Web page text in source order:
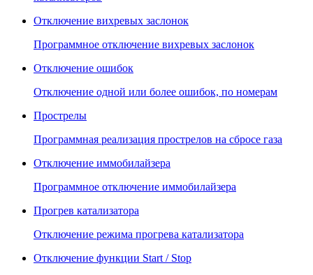
Отключение вихревых заслонок
Программное отключение вихревых заслонок
Отключение ошибок
Отключение одной или более ошибок, по номерам
Прострелы
Программная реализация прострелов на сбросе газа
Отключение иммобилайзера
Программное отключение иммобилайзера
Прогрев катализатора
Отключение режима прогрева катализатора
Отключение функции Start / Stop